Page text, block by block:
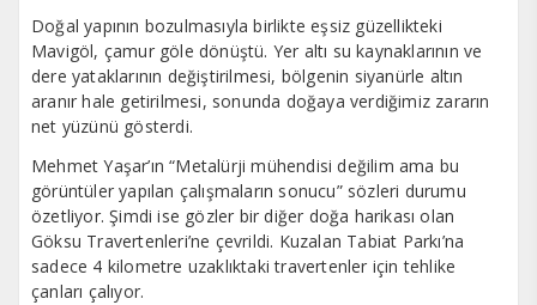
Doğal yapının bozulmasıyla birlikte eşsiz güzellikteki
Mavigöl, çamur göle dönüştü. Yer altı su kaynaklarının ve
dere yataklarının değiştirilmesi, bölgenin siyanürle altın
aranır hale getirilmesi, sonunda doğaya verdiğimiz zararın
net yüzünü gösterdi.
Mehmet Yaşar’ın “Metalürji mühendisi değilim ama bu
görüntüler yapılan çalışmaların sonucu” sözleri durumu
özetliyor. Şimdi ise gözler bir diğer doğa harikası olan
Göksu Travertenleri’ne çevrildi. Kuzalan Tabiat Parkı’na
sadece 4 kilometre uzaklıktaki travertenler için tehlike
çanları çalıyor.